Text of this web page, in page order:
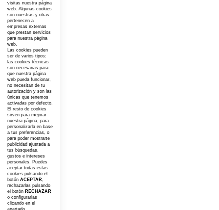
visitas nuestra página
web. Algunas cookies
son nuestras y otras
pertenecen a
empresas externas
que prestan servicios
para nuestra página
web.
Las cookies pueden
ser de varios tipos:
las cookies técnicas
son necesarias para
que nuestra página
web pueda funcionar,
no necesitan de tu
autorización y son las
únicas que tenemos
activadas por defecto.
El resto de cookies
sirven para mejorar
nuestra página, para
personalizarla en base
a tus preferencias, o
para poder mostrarte
publicidad ajustada a
tus búsquedas,
gustos e intereses
personales. Puedes
aceptar todas estas
cookies pulsando el
botón ACEPTAR,
rechazarlas pulsando
el botón RECHAZAR
o configurarlas
clicando en el
apartado